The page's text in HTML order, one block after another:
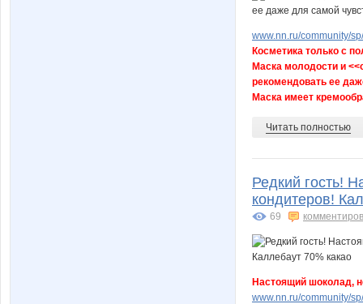
www.nn.ru/community/
Косметика только с
Маска молодости и
рекомендовать ее
Маска имеет
Читать полностью
Редкий гость!
кондитеров!
69
Настоящий шоколад,
www.nn.ru/community/